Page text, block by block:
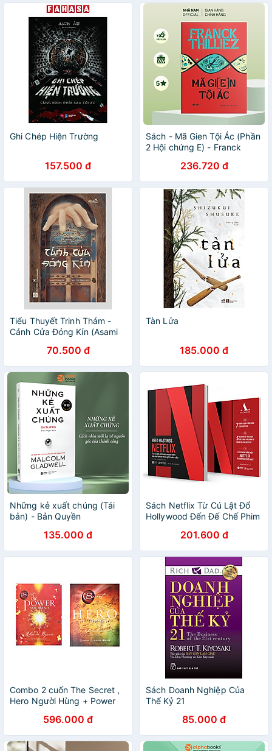
Ghi Chép Hiện Trường
157.500 đ
Sách - Mã Gien Tội Ác (Phần
2 Hội chứng E) - Franck
236.720 đ
Tiểu Thuyết Trinh Thám -
Cánh Cửa Đóng Kín (Asami
70.500 đ
Tàn Lửa
185.000 đ
Những kẻ xuất chúng (Tái
bản) - Bản Quyền
135.000 đ
Sách Netflix Từ Cú Lật Đổ
Hollywood Đến Đế Chế Phim
kèm sổ tay)201.600 đ
Combo 2 cuốn The Secret ,
Hero Người Hùng + Power
596.000 đ
Sách Doanh Nghiệp Của
Thế Kỷ 21
85.000 đ